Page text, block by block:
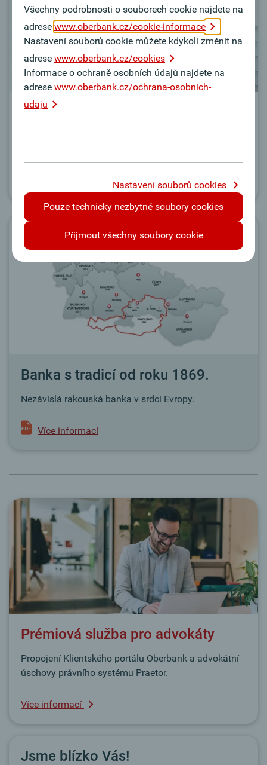
Termínované vklady
Banka s tradicí od roku 1869.
Nezávislá rakouská banka v srdci Evropy.
Více informací
Prémiová služba pro advokáty
Propojení Klientského portálu Oberbank a advokátní
úschovy právního systému Praetor.
Více informací
Jsme blízko Vás!
Všechny podrobnosti o souborech cookie najdete na
adrese www.oberbank.cz/cookie-informace
Nastavení souborů cookie můžete kdykoli změnit na
adrese www.oberbank.cz/cookies
Informace o ochraně osobních údajů najdete na
adrese www.oberbank.cz/ochrana-osobnich-
udaju
Nastavení souborů cookies
Pouze technicky nezbytné soubory cookies
Přijmout všechny soubory cookie